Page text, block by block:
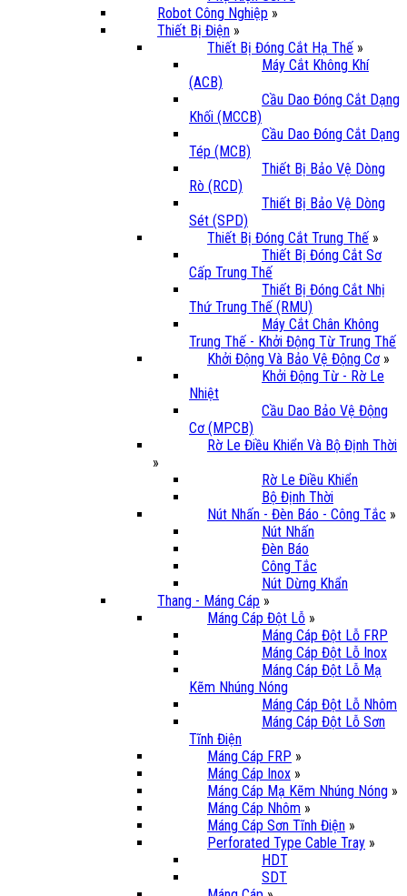
Robot Công Nghiệp »
Thiết Bị Điện »
Thiết Bị Đóng Cắt Hạ Thế »
Máy Cắt Không Khí
(ACB)
Cầu Dao Đóng Cắt Dạng
Khối (MCCB)
Cầu Dao Đóng Cắt Dạng
Tép (MCB)
Thiết Bị Bảo Vệ Dòng
Rò (RCD)
Thiết Bị Bảo Vệ Dòng
Sét (SPD)
Thiết Bị Đóng Cắt Trung Thế »
Thiết Bị Đóng Cắt Sơ
Cấp Trung Thế
Thiết Bị Đóng Cắt Nhị
Thứ Trung Thế (RMU)
Máy Cắt Chân Không
Trung Thế - Khởi Động Từ Trung Thế
Khởi Động Và Bảo Vệ Động Cơ »
Khởi Động Từ - Rờ Le
Nhiệt
Cầu Dao Bảo Vệ Động
Cơ (MPCB)
Rờ Le Điều Khiển Và Bộ Định Thời
»
Rờ Le Điều Khiển
Bộ Định Thời
Nút Nhấn - Đèn Báo - Công Tắc »
Nút Nhấn
Đèn Báo
Công Tắc
Nút Dừng Khẩn
Thang - Máng Cáp »
Máng Cáp Đột Lỗ »
Máng Cáp Đột Lỗ FRP
Máng Cáp Đột Lỗ Inox
Máng Cáp Đột Lỗ Mạ
Kẽm Nhúng Nóng
Máng Cáp Đột Lỗ Nhôm
Máng Cáp Đột Lỗ Sơn
Tĩnh Điện
Máng Cáp FRP »
Máng Cáp Inox »
Máng Cáp Mạ Kẽm Nhúng Nóng »
Máng Cáp Nhôm »
Máng Cáp Sơn Tĩnh Điện »
Perforated Type Cable Tray »
HDT
SDT